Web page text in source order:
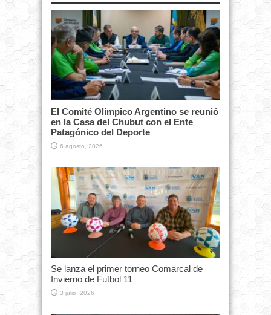
El Comité Olímpico Argentino se reunió
en la Casa del Chubut con el Ente
Patagónico del Deporte
6 agosto, 2026
Se lanza el primer torneo Comarcal de
Invierno de Futbol 11
3 julio, 2026